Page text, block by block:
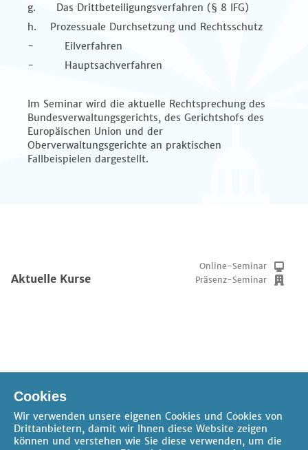
g. Das Drittbeteiligungsverfahren (§ 8 IFG)
h. Prozessuale Durchsetzung und Rechtsschutz
- Eilverfahren
- Hauptsachverfahren
Im Seminar wird die aktuelle Rechtsprechung des
Bundesverwaltungsgerichts, des Gerichtshofs des
Europäischen Union und der
Oberverwaltungsgerichte an praktischen
Fallbeispielen dargestellt.
Aktuelle Kurse
Online-Seminar
Präsenz-Seminar
Verfügbare Pakete
Cookies
Wir verwenden unsere eigenen Cookies und Cookies von
Drittanbietern, damit wir Ihnen diese Website zeigen
können und verstehen wie Sie diese verwenden, um die